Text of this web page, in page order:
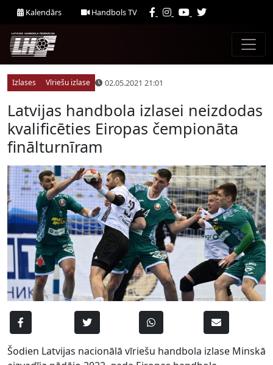
Kalendārs Handbols TV
Izlases Vīriešu izlase 02.05.2021 21:01
Latvijas handbola izlasei neizdodas
kvalificēties Eiropas čempionāta
finālturnīram
Šodien Latvijas nacionālā vīriešu handbola izlase Minskā